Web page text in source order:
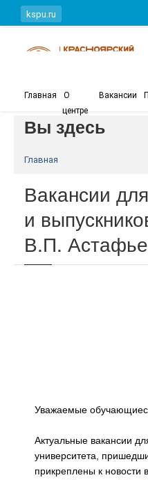
Перейти к основному
kspu.ru
Главная
О
центре
Вакансии
Вы здесь
Главная
Вакансии
и
В.П.
Уважаемые
Актуальные вакансии
университета,
прикреплены к новости